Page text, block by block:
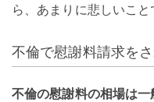
ら、あまりに悲しいこと
不倫で慰謝料請求を
不倫の慰謝料の相場は